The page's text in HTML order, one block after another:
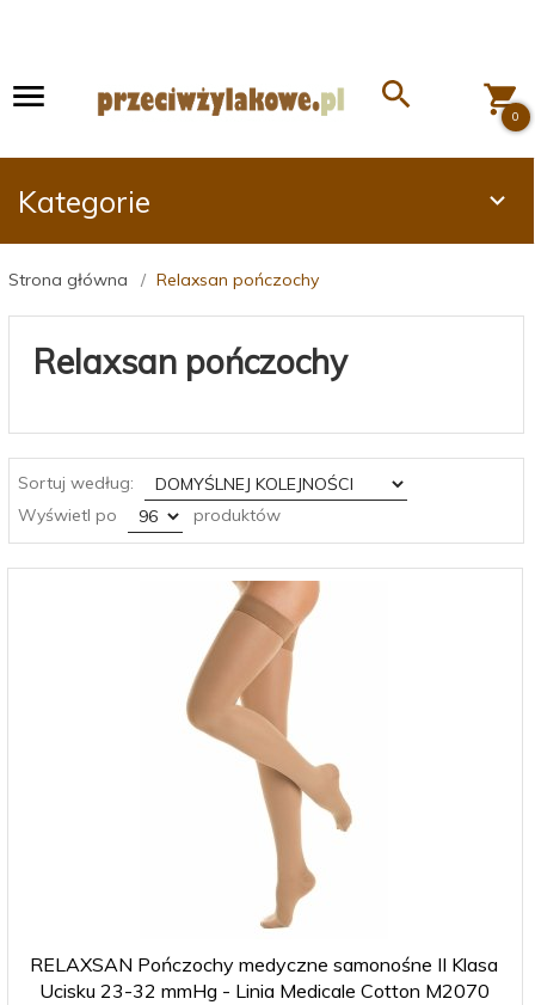
0
Kategorie
Strona główna Relaxsan pończochy
Relaxsan pończochy
Sortuj według:
sort
Wyświetl po
pop produktów
RELAXSAN Pończochy medyczne samonośne II Klasa
Ucisku 23-32 mmHg - Linia Medicale Cotton M2070